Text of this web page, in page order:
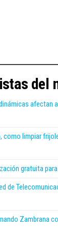
del
afectan
limpiar
gratuita
de
Zambrana